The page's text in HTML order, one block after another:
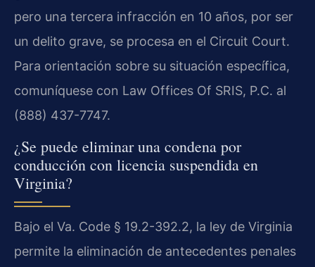
pero una tercera infracción en 10 años, por ser
un delito grave, se procesa en el Circuit Court.
Para orientación sobre su situación específica,
comuníquese con Law Offices Of SRIS, P.C. al
(888) 437-7747.
¿Se puede eliminar una condena por
conducción con licencia suspendida en
Virginia?
Bajo el Va. Code § 19.2-392.2, la ley de Virginia
permite la eliminación de antecedentes penales